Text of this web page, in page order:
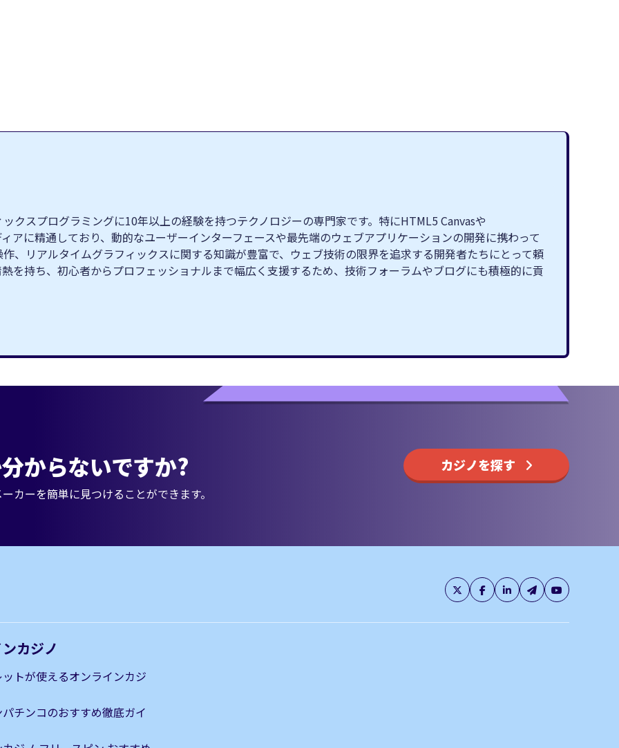
クスプログラミングに10年以上の経験を持つテクノロジーの専門家です。特にHTML5 Canvasや
アに精通しており、動的なユーザーインターフェースや最先端のウェブアプリケーションの開発に携わって
、リアルタイムグラフィックスに関する知識が豊富で、ウェブ技術の限界を追求する開発者たちにとって頼
を持ち、初心者からプロフェッショナルまで幅広く支援するため、技術フォーラムやブログにも積極的に貢
からないですか?
カーを簡単に見つけることができます。
カジノを探す
カジノ
トが使えるオンラインカジ
チンコのおすすめ徹底ガイ